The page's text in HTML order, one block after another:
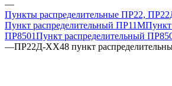
—
Пункты распределительные ПР22,
Пункт распределительный ПР11МПункт
ПР8501Пункт распределительный
—ПР22Д-ХХ48 пункт